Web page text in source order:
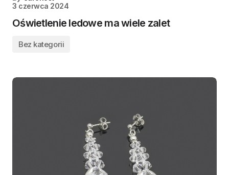
3 czerwca 2024
Oświetlenie ledowe ma wiele zalet
Bez kategorii